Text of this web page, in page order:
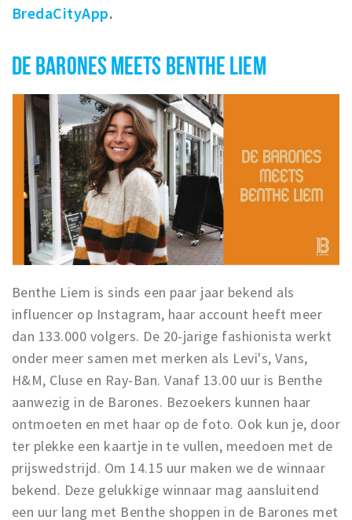
Privacy
Inloggen
BredaCityApp.
DE BARONES MEETS BENTHE LIEM
Benthe Liem is sinds een paar jaar bekend als
influencer op Instagram, haar account heeft meer
dan 133.000 volgers. De 20-jarige fashionista werkt
onder meer samen met merken als Levi's, Vans,
H&M, Cluse en Ray-Ban. Vanaf 13.00 uur is Benthe
aanwezig in de Barones. Bezoekers kunnen haar
ontmoeten en met haar op de foto. Ook kun je, door
ter plekke een kaartje in te vullen, meedoen met de
prijswedstrijd. Om 14.15 uur maken we de winnaar
bekend. Deze gelukkige winnaar mag aansluitend
een uur lang met Benthe shoppen in de Barones met